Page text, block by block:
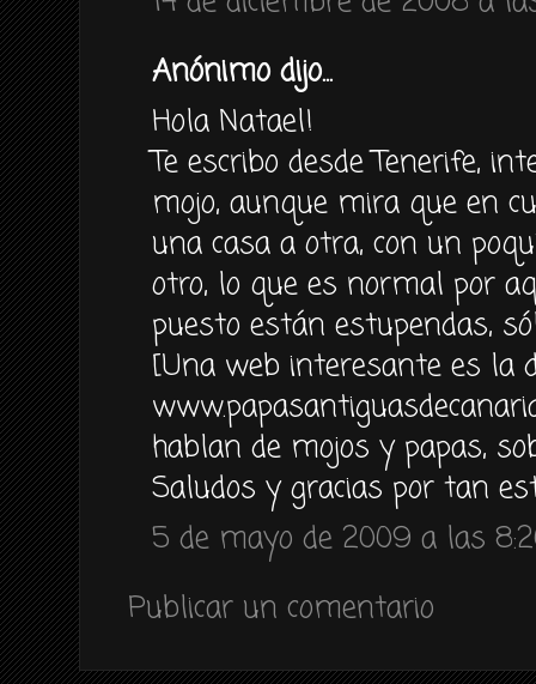
Anónimo dijo...
Hola Natael!
Te escribo desde Tenerife,
mojo, aunque mira que en
una casa a otra, con un
otro, lo que es normal por
puesto están estupendas,
[Una web interesante es la
hablan de mojos y papas,
Saludos y gracias por tan
5 de mayo de 2009 a las
Publicar un comentario